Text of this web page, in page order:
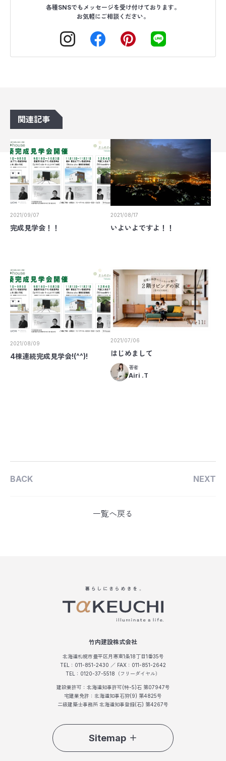
各種SNSでもメッセージを受け付けております。
お気軽にご相談ください。
関連記事
2021/09/07
完成見学会！！
2021/08/17
いよいよですよ！！
2021/08/09
4棟連続完成見学会!(^^)!
2021/07/06
はじめまして
著者
Airi .T
BACK
一覧へ戻る
NEXT
竹内建設株式会社
北海道札幌市豊平区月寒東1条18丁目1番35号
TEL：011-851-2430 ／ FAX：011-851-2642
TEL：0120-37-5518（フリーダイヤル）
建設業許可：北海道知事許可(特-5)石 第07947号
宅建業免許：北海道知事石狩(9) 第4825号
二級建築士事務所 北海道知事登録(石) 第4267号
Sitemap